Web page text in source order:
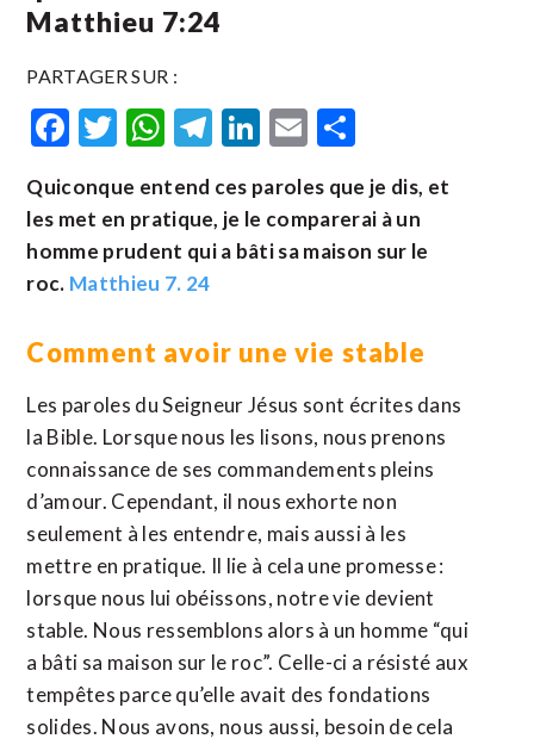
Matthieu 7:24
PARTAGER SUR :
Facebook
Twitter
WhatsApp
Telegram
LinkedIn
Email
Quiconque entend ces paroles que je dis, et
les met en pratique, je le comparerai à un
homme prudent qui a bâti sa maison sur le
roc. Matthieu 7. 24
Comment avoir une vie stable
Les paroles du Seigneur Jésus sont écrites dans
la Bible. Lorsque nous les lisons, nous prenons
connaissance de ses commandements pleins
d’amour. Cependant, il nous exhorte non
seulement à les entendre, mais aussi à les
mettre en pratique. Il lie à cela une promesse :
lorsque nous lui obéissons, notre vie devient
stable. Nous ressemblons alors à un homme “qui
a bâti sa maison sur le roc”. Celle-ci a résisté aux
tempêtes parce qu’elle avait des fondations
solides. Nous avons, nous aussi, besoin de cela